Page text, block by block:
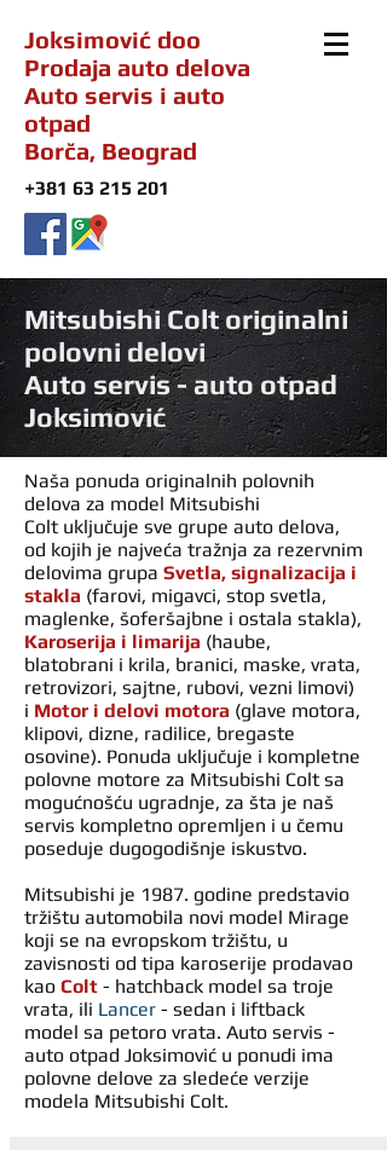
Joksimović doo
Prodaja auto delova
Auto servis i auto
otpad
Borča, Beograd
+381 63 215 201
Mitsubishi Colt originalni
polovni delovi
Auto servis - auto otpad
Joksimović
Naša ponuda originalnih polovnih
delova za model Mitsubishi
Colt uključuje sve grupe auto delova,
od kojih je najveća tražnja za rezervnim
delovima grupa Svetla, signalizacija i
stakla (farovi, migavci, stop svetla,
maglenke, šoferšajbne i ostala stakla),
Karoserija i limarija (haube,
blatobrani i krila, branici, maske, vrata,
retrovizori, sajtne, rubovi, vezni limovi)
i Motor i delovi motora (glave motora,
klipovi, dizne, radilice, bregaste
osovine). Ponuda uključuje i kompletne
polovne motore za Mitsubishi Colt sa
mogućnošću ugradnje, za šta je naš
servis kompletno opremljen i u čemu
poseduje dugogodišnje iskustvo.
Mitsubishi je 1987. godine predstavio
tržištu automobila novi model Mirage
koji se na evropskom tržištu, u
zavisnosti od tipa karoserije prodavao
kao Colt - hatchback model sa troje
vrata, ili Lancer - sedan i liftback
model sa petoro vrata. Auto servis -
auto otpad Joksimović u ponudi ima
polovne delove za sledeće verzije
modela Mitsubishi Colt.